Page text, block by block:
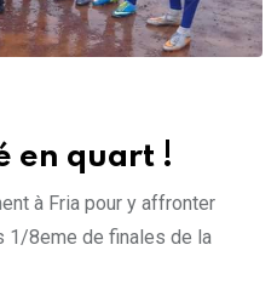
en quart !
à Fria pour y affronter
1/8eme de finales de la